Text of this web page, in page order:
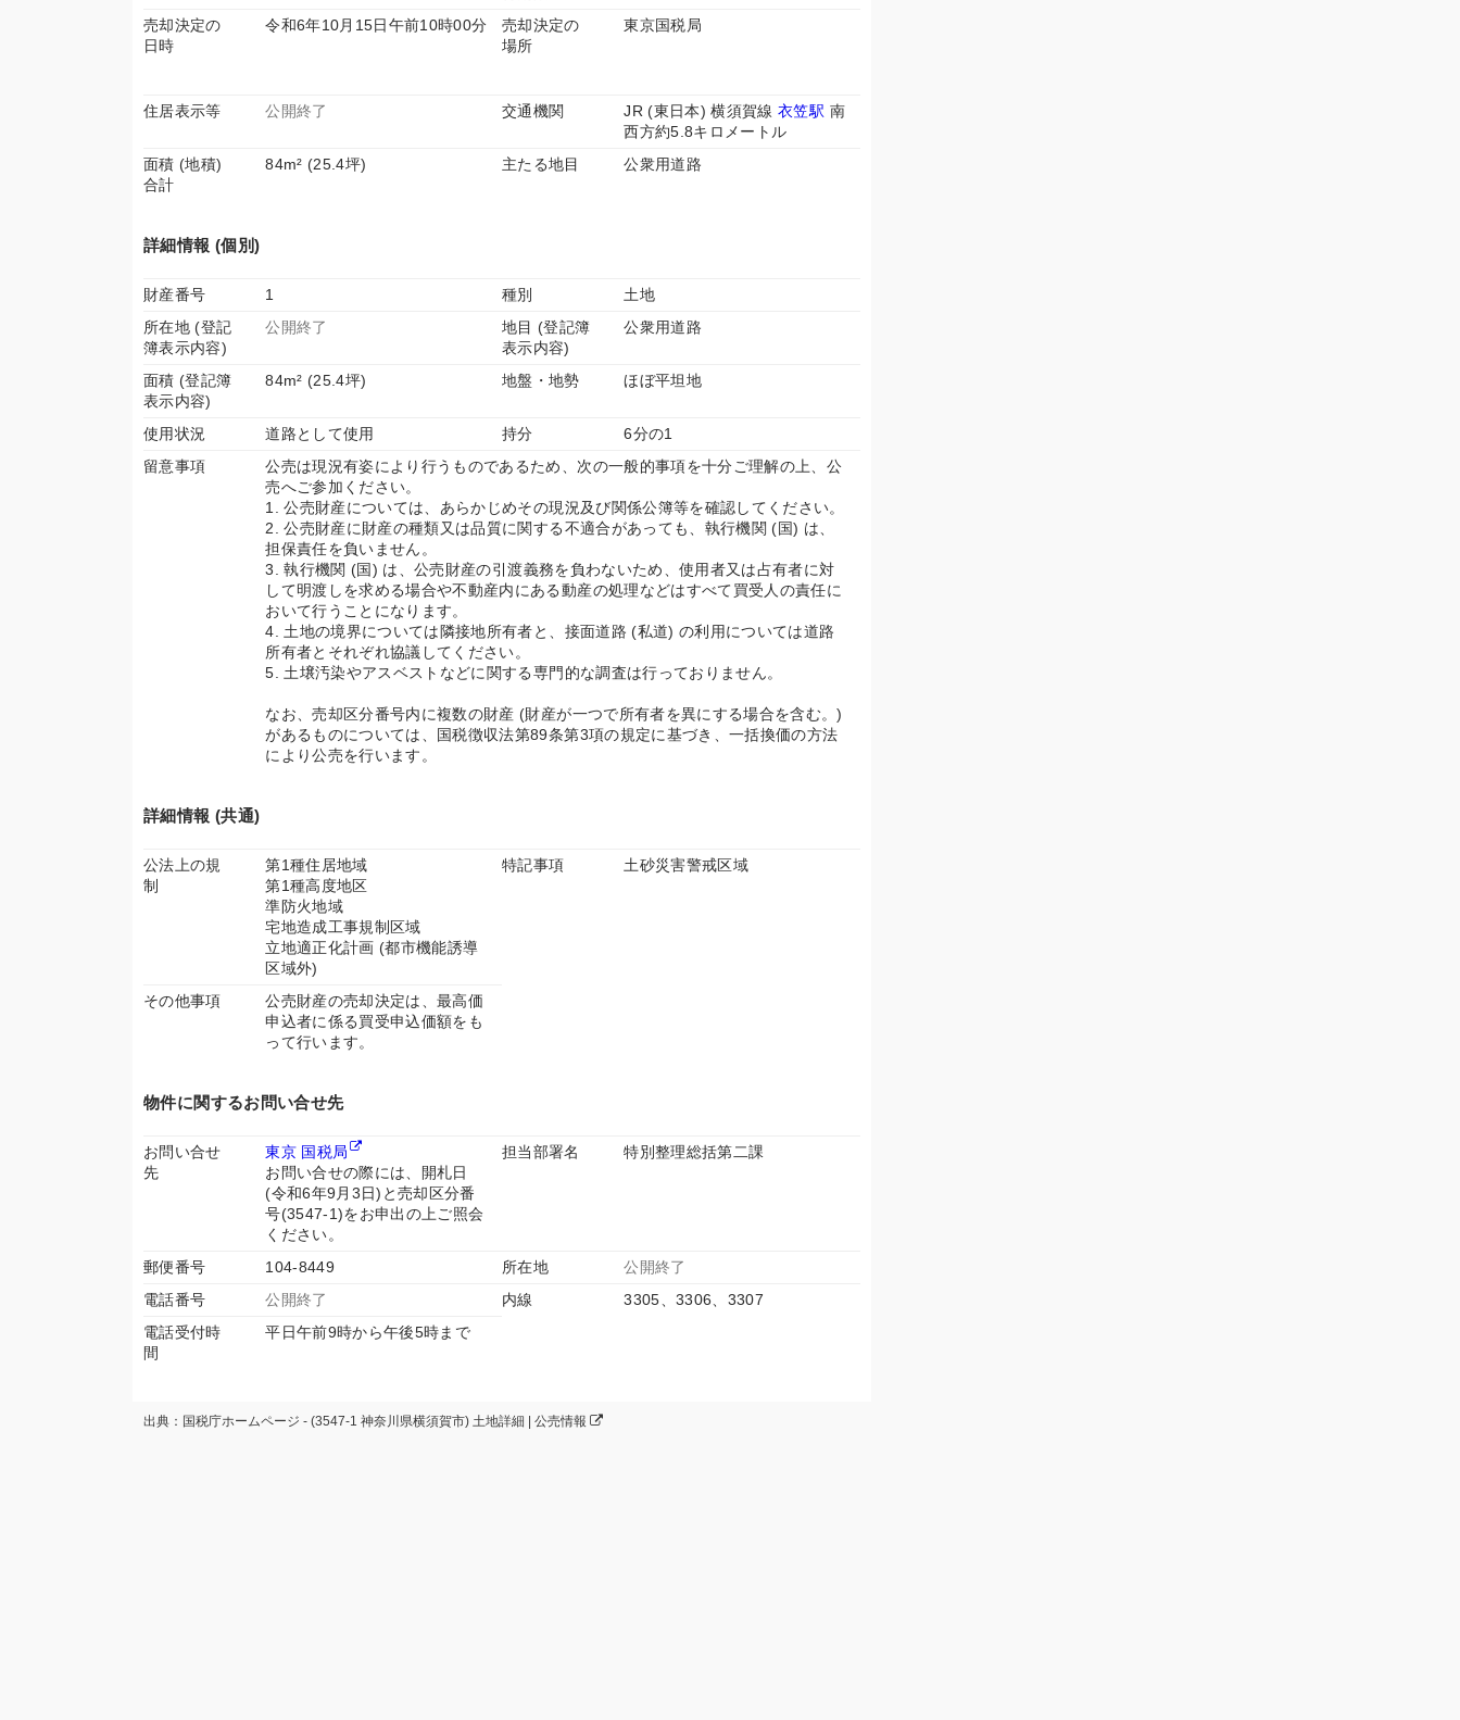
売却決定の
日時
令和6年10月15日午前10時00分
売却決定の
場所
東京国税局
住居表示等 公開終了 交通機関 JR (東日本) 横須賀線衣笠駅 南
西方約5.8キロメートル
面積 (地積)
合計
84m² (25.4坪) 主たる地目 公衆用道路
詳細情報 (個別)
財産番号 1 種別
土地
所在地 (登記
簿表示内容)
公開終了
地目 (登記簿
表示内容)
公衆用道路
面積 (登記簿
表示内容)
84m² (25.4坪) 地盤・地勢 ほぼ平坦地
使用状況 道路として使用 持分
6分の1
留意事項
公売は現況有姿により行うものであるため、次の一般的事項を十分ご理解の上、公
売へご参加ください。
1. 公売財産については、あらかじめその現況及び関係公簿等を確認してください。
2. 公売財産に財産の種類又は品質に関する不適合があっても、執行機関 (国) は、
担保責任を負いません。
3. 執行機関 (国) は、公売財産の引渡義務を負わないため、使用者又は占有者に対
して明渡しを求める場合や不動産内にある動産の処理などはすべて買受人の責任に
おいて行うことになります。
4. 土地の境界については隣接地所有者と、接面道路 (私道) の利用については道路
所有者とそれぞれ協議してください。
5. 土壌汚染やアスベストなどに関する専門的な調査は行っておりません。
なお、売却区分番号内に複数の財産 (財産が一つで所有者を異にする場合を含む。)
があるものについては、国税徴収法第89条第3項の規定に基づき、一括換価の方法
により公売を行います。
詳細情報 (共通)
公法上の規
制
第1種住居地域
第1種高度地区
準防火地域
宅地造成工事規制区域
立地適正化計画 (都市機能誘導
区域外)
特記事項 土砂災害警戒区域
その他事項
公売財産の売却決定は、最高価
申込者に係る買受申込価額をも
って行います。
物件に関するお問い合せ先
お問い合せ
先
東京 国税局
お問い合せの際には、開札日
(令和6年9月3日)と売却区分番
号(3547-1)をお申出の上ご照会
ください。
担当部署名 特別整理総括第二課
郵便番号 104-8449 所在地
公開終了
電話番号
公開終了 内線
3305、3306、3307
電話受付時
間
平日午前9時から午後5時まで
出典：国税庁ホームページ - (3547-1 神奈川県横須賀市) 土地詳細 | 公売情報